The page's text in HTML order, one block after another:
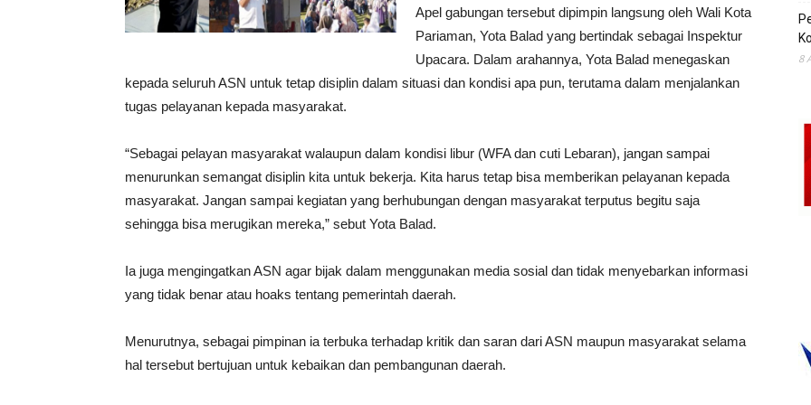
Apel gabungan tersebut dipimpin langsung oleh Wali Kota
Pariaman, Yota Balad yang bertindak sebagai Inspektur
Upacara. Dalam arahannya, Yota Balad menegaskan
kepada seluruh ASN untuk tetap disiplin dalam situasi dan kondisi apa pun, terutama dalam menjalankan
tugas pelayanan kepada masyarakat.
“Sebagai pelayan masyarakat walaupun dalam kondisi libur (WFA dan cuti Lebaran), jangan sampai
menurunkan semangat disiplin kita untuk bekerja. Kita harus tetap bisa memberikan pelayanan kepada
masyarakat. Jangan sampai kegiatan yang berhubungan dengan masyarakat terputus begitu saja
sehingga bisa merugikan mereka,” sebut Yota Balad.
Ia juga mengingatkan ASN agar bijak dalam menggunakan media sosial dan tidak menyebarkan informasi
yang tidak benar atau hoaks tentang pemerintah daerah.
Menurutnya, sebagai pimpinan ia terbuka terhadap kritik dan saran dari ASN maupun masyarakat selama
hal tersebut bertujuan untuk kebaikan dan pembangunan daerah.
8